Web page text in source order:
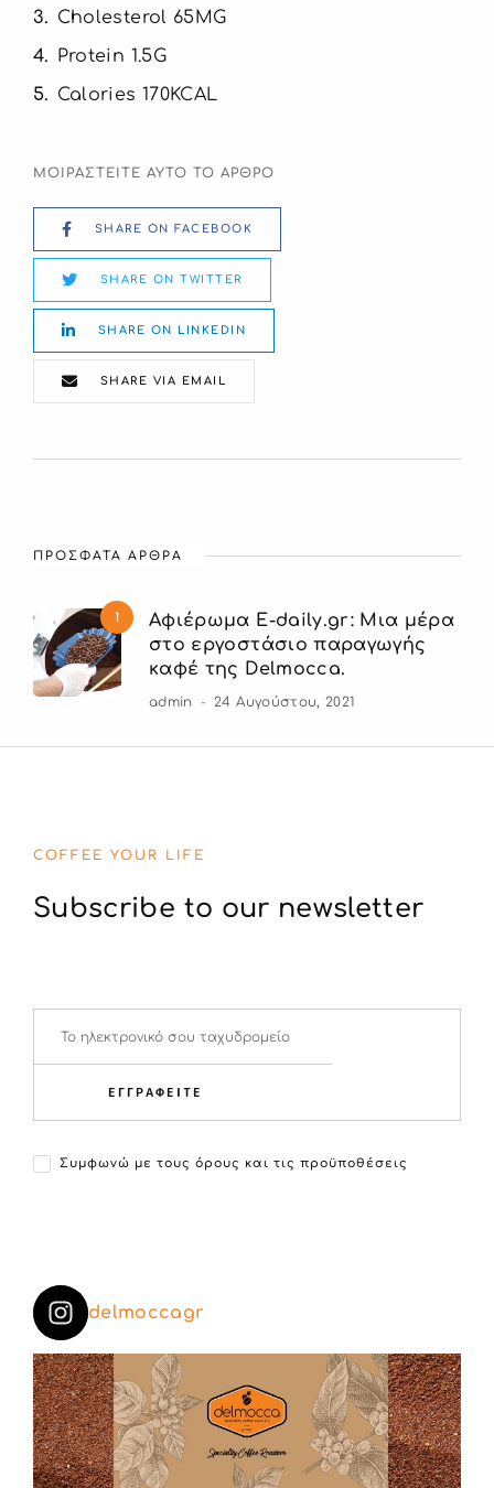
3
Cholesterol 65MG
4
Protein 1.5G
5
Calories 170KCAL
ΜΟΙΡΑΣΤΕΙΤΕ ΑΥΤΟ ΤΟ ΑΡΘΡΟ
SHARE ON FACEBOOK
SHARE ON TWITTER
SHARE ON LINKEDIN
SHARE VIA EMAIL
ΠΡΟΣΦΑΤΑ ΑΡΘΡΑ
1
Αφιέρωμα E-daily.gr: Μια μέρα
στο εργοστάσιο παραγωγής
καφέ της Delmocca.
admin 24 Αυγούστου, 2021
COFFEE YOUR LIFE
Subscribe to our newsletter
ΕΓΓΡΑΦΕΙΤΕ
Συμφωνώ με τους όρους και τις προϋποθέσεις
delmoccagr